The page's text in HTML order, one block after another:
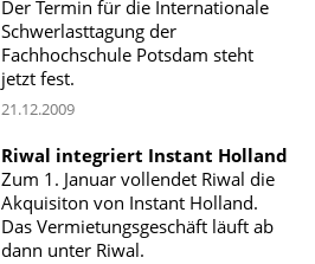
Der Termin für die Internationale
Schwerlasttagung der
Fachhochschule Potsdam steht
jetzt fest.
21.12.2009
Riwal integriert Instant Holland
Zum 1. Januar vollendet Riwal die
Akquisiton von Instant Holland.
Das Vermietungsgeschäft läuft ab
dann unter Riwal.